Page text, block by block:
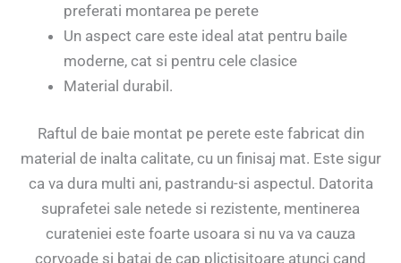
preferati montarea pe perete
Un aspect care este ideal atat pentru baile
moderne, cat si pentru cele clasice
Material durabil.
Raftul de baie montat pe perete este fabricat din
material de inalta calitate, cu un finisaj mat. Este sigur
ca va dura multi ani, pastrandu-si aspectul. Datorita
suprafetei sale netede si rezistente, mentinerea
curateniei este foarte usoara si nu va va cauza
corvoade si batai de cap plictisitoare atunci cand